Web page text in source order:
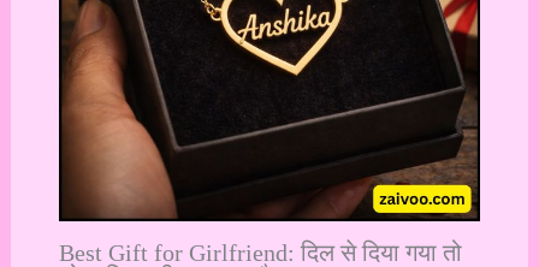
Best Gift for Girlfriend: दिल से दिया गया तो